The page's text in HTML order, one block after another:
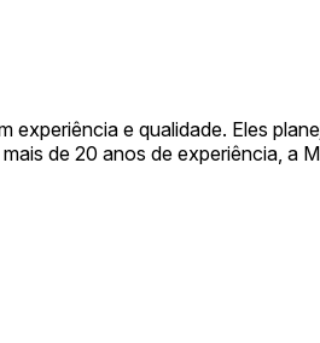
e qualidade. Eles
de 20 anos de experiência,